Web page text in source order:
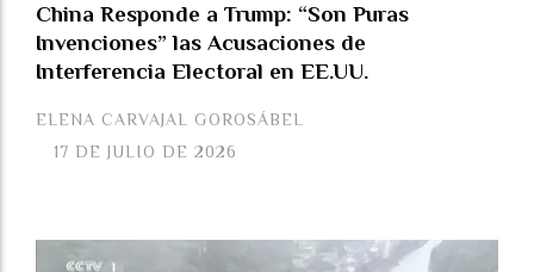
China Responde a Trump: “Son Puras
Invenciones” las Acusaciones de
Interferencia Electoral en EE.UU.
ELENA CARVAJAL GOROSÁBEL
17 DE JULIO DE 2026